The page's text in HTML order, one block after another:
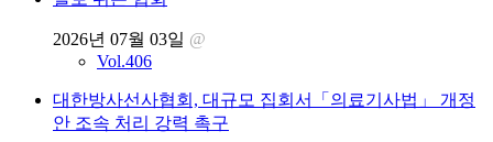
2026년 07월 03일 @
Vol.406
대한방사선사협회, 대규모 집회서「의료기사법」 개정
안 조속 처리 강력 촉구